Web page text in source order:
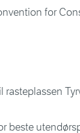
for
beste